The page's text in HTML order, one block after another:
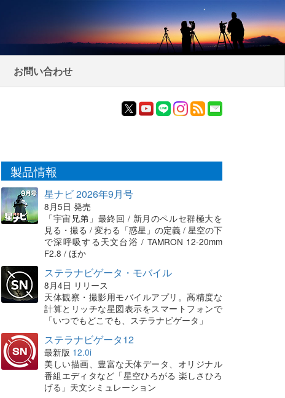
お問い合わせ
製品情報
星ナビ 2026年9月号
8月5日 発売
「宇宙兄弟」最終回 / 新月のペルセ群極大を
見る・撮る / 変わる「惑星」の定義 / 星空の下
で深呼吸する天文台浴 / TAMRON 12-20mm
F2.8 / ほか
ステラナビゲータ・モバイル
8月4日 リリース
天体観察・撮影用モバイルアプリ。高精度な
計算とリッチな星図表示をスマートフォンで
「いつでもどこでも、ステラナビゲータ」
ステラナビゲータ12
最新版 12.0i
美しい描画、豊富な天体データ、オリジナル
番組エディタなど「星空ひろがる 楽しさひろ
げる」天文シミュレーション